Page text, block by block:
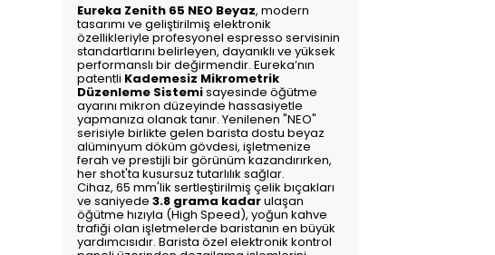
Eureka Zenith 65 NEO Beyaz, modern
tasarımı ve geliştirilmiş elektronik
özellikleriyle profesyonel espresso servisinin
standartlarını belirleyen, dayanıklı ve yüksek
performanslı bir değirmendir. Eureka’nın
patentli Kademesiz Mikrometrik
Düzenleme Sistemisayesinde öğütme
ayarını mikron düzeyinde hassasiyetle
yapmanıza olanak tanır. Yenilenen "NEO"
serisiyle birlikte gelen barista dostu beyaz
alüminyum döküm gövdesi, işletmenize
ferah ve prestijli bir görünüm kazandırırken,
her shot'ta kusursuz tutarlılık sağlar.
Cihaz, 65 mm'lik sertleştirilmiş çelik bıçakları
ve saniyede3.8 grama kadarulaşan
öğütme hızıyla (High Speed), yoğun kahve
trafiği olan işletmelerde baristanın en büyük
yardımcısıdır. Barista özel elektronik kontrol